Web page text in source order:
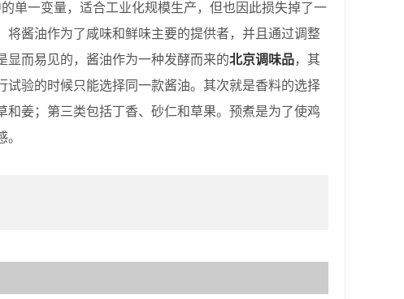
一变量，适合工业化规模生产，但也因此损失掉了一
酱油作为了咸味和鲜味主要的提供者，并且通过调整
显而易见的，酱油作为一种发酵而来的北京调味品，其
验的时候只能选择同一款酱油。其次就是香料的选择
姜；第三类包括丁香、砂仁和草果。预煮是为了使鸡